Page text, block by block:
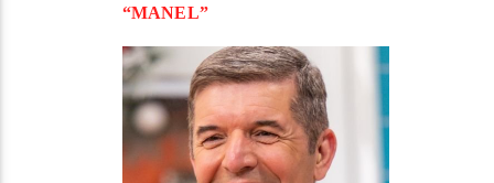
“MANEL”